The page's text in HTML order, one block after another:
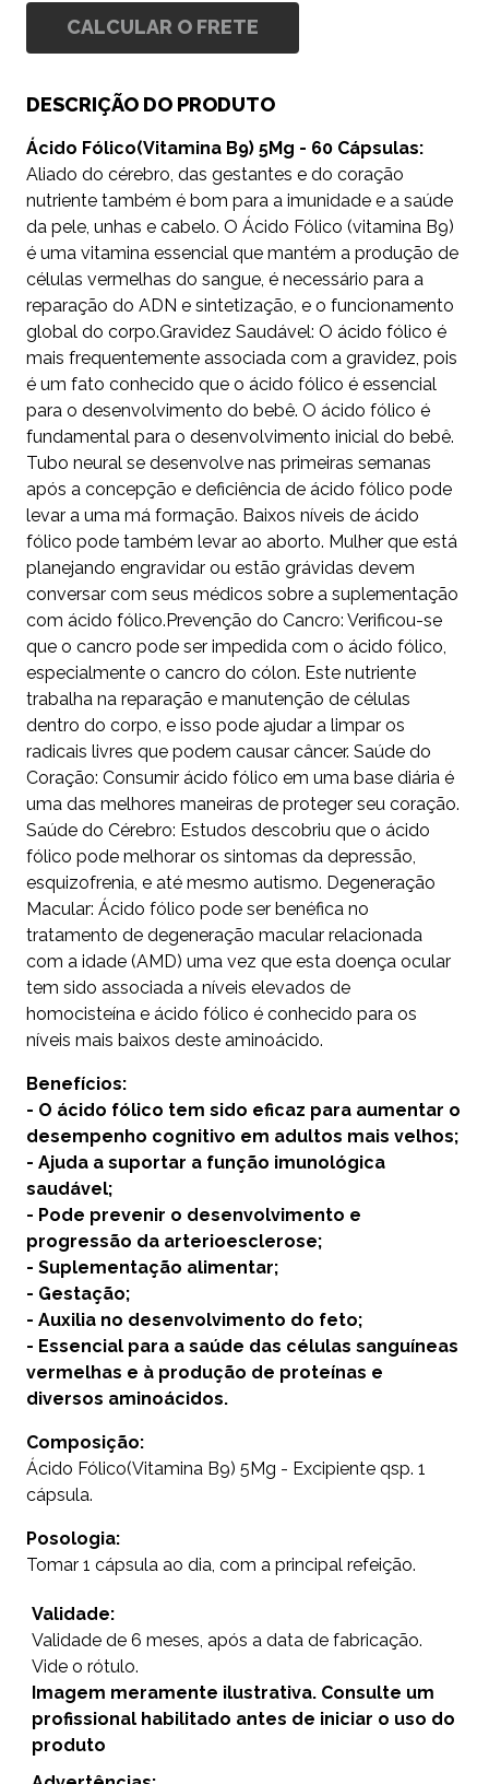
CALCULAR O FRETE
DESCRIÇÃO DO PRODUTO
Ácido Fólico(Vitamina B9) 5Mg - 60 Cápsulas:
Aliado do cérebro, das gestantes e do coração
nutriente também é bom para a imunidade e a saúde
da pele, unhas e cabelo. O Ácido Fólico (vitamina B9)
é uma vitamina essencial que mantém a produção de
células vermelhas do sangue, é necessário para a
reparação do ADN e sintetização, e o funcionamento
global do corpo.Gravidez Saudável: O ácido fólico é
mais frequentemente associada com a gravidez, pois
é um fato conhecido que o ácido fólico é essencial
para o desenvolvimento do bebê. O ácido fólico é
fundamental para o desenvolvimento inicial do bebê.
Tubo neural se desenvolve nas primeiras semanas
após a concepção e deficiência de ácido fólico pode
levar a uma má formação. Baixos níveis de ácido
fólico pode também levar ao aborto. Mulher que está
planejando engravidar ou estão grávidas devem
conversar com seus médicos sobre a suplementação
com ácido fólico.Prevenção do Cancro: Verificou-se
que o cancro pode ser impedida com o ácido fólico,
especialmente o cancro do cólon. Este nutriente
trabalha na reparação e manutenção de células
dentro do corpo, e isso pode ajudar a limpar os
radicais livres que podem causar câncer. Saúde do
Coração: Consumir ácido fólico em uma base diária é
uma das melhores maneiras de proteger seu coração.
Saúde do Cérebro: Estudos descobriu que o ácido
fólico pode melhorar os sintomas da depressão,
esquizofrenia, e até mesmo autismo. Degeneração
Macular: Ácido fólico pode ser benéfica no
tratamento de degeneração macular relacionada
com a idade (AMD) uma vez que esta doença ocular
tem sido associada a níveis elevados de
homocisteína e ácido fólico é conhecido para os
níveis mais baixos deste aminoácido.
Benefícios:
- O ácido fólico tem sido eficaz para aumentar o
desempenho cognitivo em adultos mais velhos;
- Ajuda a suportar a função imunológica
saudável;
- Pode prevenir o desenvolvimento e
progressão da arterioesclerose;
- Suplementação alimentar;
- Gestação;
- Auxilia no desenvolvimento do feto;
- Essencial para a saúde das células sanguíneas
vermelhas e à produção de proteínas e
diversos aminoácidos.
Composição:
Ácido Fólico(Vitamina B9) 5Mg - Excipiente qsp. 1
cápsula.
Posologia:
Tomar 1 cápsula ao dia, com a principal refeição.
Validade:
Validade de 6 meses, após a data de fabricação.
Vide o rótulo.
Imagem meramente ilustrativa. Consulte um
profissional habilitado antes de iniciar o uso do
produto